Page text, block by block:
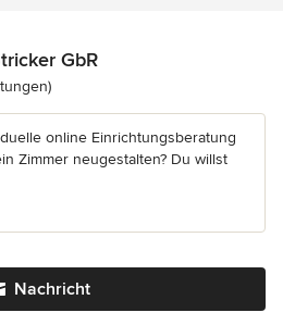
GbR
5 von 5 Sternen
online Einrichtungsberatung
Zimmer neugestalten? Du willst
Nachricht